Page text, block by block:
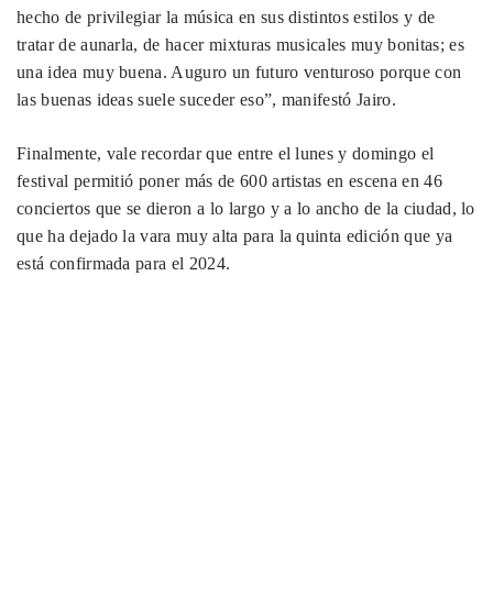
hecho de privilegiar la música en sus distintos estilos y de
tratar de aunarla, de hacer mixturas musicales muy bonitas; es
una idea muy buena. Auguro un futuro venturoso porque con
las buenas ideas suele suceder eso”, manifestó Jairo.
Finalmente, vale recordar que entre el lunes y domingo el
festival permitió poner más de 600 artistas en escena en 46
conciertos que se dieron a lo largo y a lo ancho de la ciudad, lo
que ha dejado la vara muy alta para la quinta edición que ya
está confirmada para el 2024.